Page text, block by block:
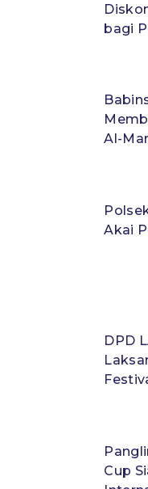
bagi
Al-
Akai
DPD
Cup